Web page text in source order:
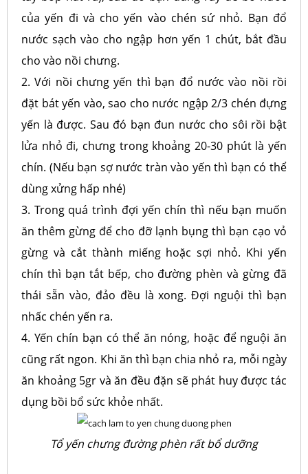
của yến đi và cho yến vào chén sứ nhỏ. Bạn đổ
nước sạch vào cho ngập hơn yến 1 chút, bắt đầu
cho vào nồi chưng.
2. Với nồi chưng yến thì bạn đổ nước vào nồi rồi
đặt bát yến vào, sao cho nước ngập 2/3 chén đựng
yến là được. Sau đó bạn đun nước cho sôi rồi bật
lửa nhỏ đi, chưng trong khoảng 20-30 phút là yến
chín. (Nếu bạn sợ nước tràn vào yến thì bạn có thể
dùng xửng hấp nhé)
3. Trong quá trình đợi yến chín thì nếu bạn muốn
ăn thêm gừng để cho đỡ lạnh bụng thì bạn cạo vỏ
gừng và cắt thành miếng hoặc sợi nhỏ. Khi yến
chín thì bạn tắt bếp, cho đường phèn và gừng đã
thái sẵn vào, đảo đều là xong. Đợi nguội thì bạn
nhấc chén yến ra.
4. Yến chín bạn có thể ăn nóng, hoặc để nguội ăn
cũng rất ngon. Khi ăn thì bạn chia nhỏ ra, mỗi ngày
ăn khoảng 5gr và ăn đều đặn sẽ phát huy được tác
dụng bồi bổ sức khỏe nhất.
Tổ yến chưng đường phèn rất bổ dưỡng